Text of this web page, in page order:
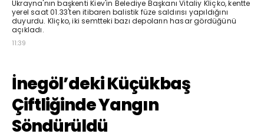
Ukrayna'nın başkenti Kiev'in Belediye Başkanı Vitaliy Kliçko, kentte
yerel saat 01.33'ten itibaren balistik füze saldırısı yapıldığını
duyurdu. Kliçko, iki semtteki bazı depoların hasar gördüğünü
açıkladı.
11:39